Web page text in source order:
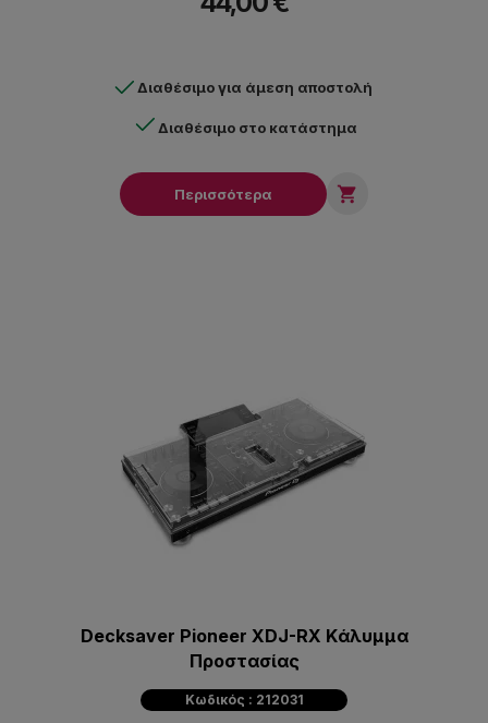
Διαθέσιμο για άμεση αποστολή
Διαθέσιμο στο κατάστημα
Περισσότερα 
Decksaver Pioneer XDJ-RX Kάλυμμα
Προστασίας
Κωδικός : 212031